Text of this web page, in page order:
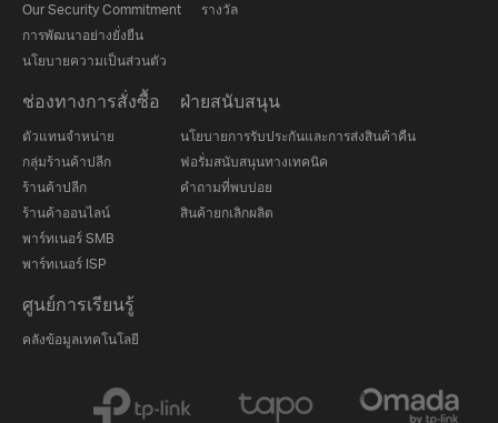
Our Security Commitment
การพัฒนาอย่างยั่งยืน
นโยบายความเป็นส่วนตัว
รางวัล
ช่องทางการสั่งซื้อ
ตัวแทนจำหน่าย
กลุ่มร้านค้าปลีก
ร้านค้าปลีก
ร้านค้าออนไลน์
พาร์ทเนอร์ SMB
พาร์ทเนอร์ ISP
ฝ่ายสนับสนุน
นโยบายการรับประกันและการส่งสินค้าคืน
ฟอรั่มสนับสนุนทางเทคนิค
คำถามที่พบบ่อย
สินค้ายกเลิกผลิต
ศูนย์การเรียนรู้
คลังข้อมูลเทคโนโลยี